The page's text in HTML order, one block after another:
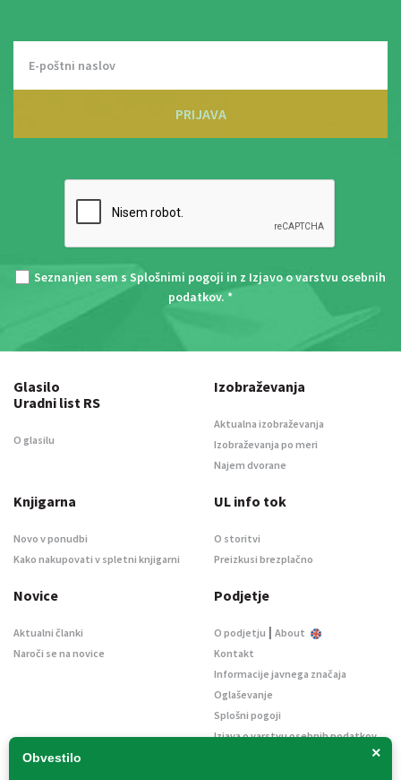
PRIJAVA
Seznanjen sem s Splošnimi pogoji in z Izjavo o varstvu osebnih
podatkov. *
×
Obvestilo
Glasilo
Uradni list RS
O glasilu
Izobraževanja
Aktualna izobraževanja
Izobraževanja po meri
Najem dvorane
Knjigarna
Novo v ponudbi
Kako nakupovati v spletni knjigarni
UL info tok
O storitvi
Preizkusi brezplačno
Novice
Aktualni članki
Naroči se na novice
Podjetje
O podjetju | About
Kontakt
Informacije javnega značaja
Oglaševanje
Splošni pogoji
Izjava o varstvu osebnih podatkov